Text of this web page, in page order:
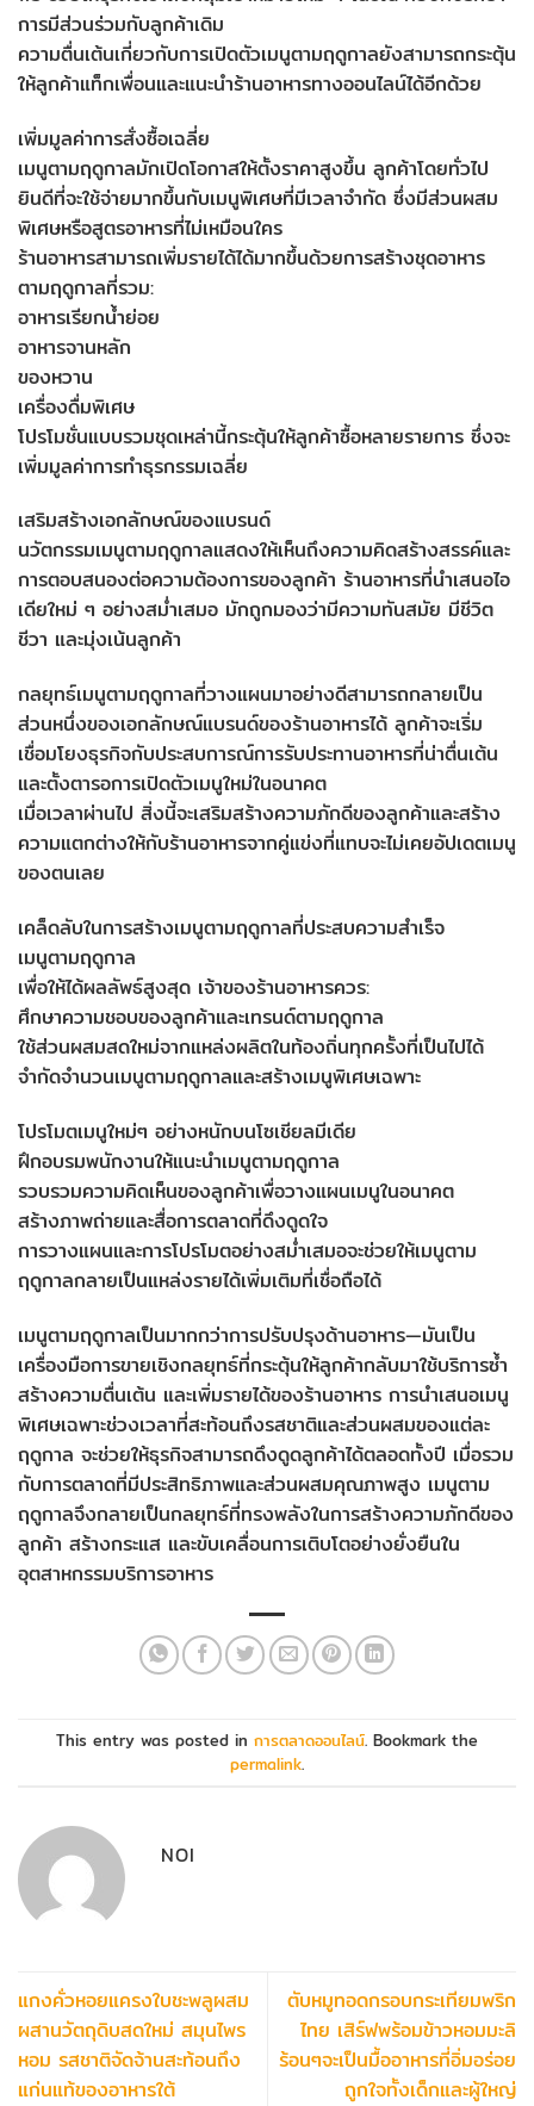
การมีส่วนร่วมกับลูกค้าเดิม
ความตื่นเต้นเกี่ยวกับการเปิดตัวเมนูตามฤดูกาลยังสามารถกระตุ้น
ให้ลูกค้าแท็กเพื่อนและแนะนำร้านอาหารทางออนไลน์ได้อีกด้วย
เพิ่มมูลค่าการสั่งซื้อเฉลี่ย
เมนูตามฤดูกาลมักเปิดโอกาสให้ตั้งราคาสูงขึ้น ลูกค้าโดยทั่วไป
ยินดีที่จะใช้จ่ายมากขึ้นกับเมนูพิเศษที่มีเวลาจำกัด ซึ่งมีส่วนผสม
พิเศษหรือสูตรอาหารที่ไม่เหมือนใคร
ร้านอาหารสามารถเพิ่มรายได้ได้มากขึ้นด้วยการสร้างชุดอาหาร
ตามฤดูกาลที่รวม:
อาหารเรียกน้ำย่อย
อาหารจานหลัก
ของหวาน
เครื่องดื่มพิเศษ
โปรโมชั่นแบบรวมชุดเหล่านี้กระตุ้นให้ลูกค้าซื้อหลายรายการ ซึ่งจะ
เพิ่มมูลค่าการทำธุรกรรมเฉลี่ย
เสริมสร้างเอกลักษณ์ของแบรนด์
นวัตกรรมเมนูตามฤดูกาลแสดงให้เห็นถึงความคิดสร้างสรรค์และ
การตอบสนองต่อความต้องการของลูกค้า ร้านอาหารที่นำเสนอไอ
เดียใหม่ ๆ อย่างสม่ำเสมอ มักถูกมองว่ามีความทันสมัย ​​มีชีวิต
ชีวา และมุ่งเน้นลูกค้า
กลยุทธ์เมนูตามฤดูกาลที่วางแผนมาอย่างดีสามารถกลายเป็น
ส่วนหนึ่งของเอกลักษณ์แบรนด์ของร้านอาหารได้ ลูกค้าจะเริ่ม
เชื่อมโยงธุรกิจกับประสบการณ์การรับประทานอาหารที่น่าตื่นเต้น
และตั้งตารอการเปิดตัวเมนูใหม่ในอนาคต
เมื่อเวลาผ่านไป สิ่งนี้จะเสริมสร้างความภักดีของลูกค้าและสร้าง
ความแตกต่างให้กับร้านอาหารจากคู่แข่งที่แทบจะไม่เคยอัปเดตเมนู
ของตนเลย
เคล็ดลับในการสร้างเมนูตามฤดูกาลที่ประสบความสำเร็จ
เมนูตามฤดูกาล
เพื่อให้ได้ผลลัพธ์สูงสุด เจ้าของร้านอาหารควร:
ศึกษาความชอบของลูกค้าและเทรนด์ตามฤดูกาล
ใช้ส่วนผสมสดใหม่จากแหล่งผลิตในท้องถิ่นทุกครั้งที่เป็นไปได้
จำกัดจำนวนเมนูตามฤดูกาลและสร้างเมนูพิเศษเฉพาะ
โปรโมตเมนูใหม่ๆ อย่างหนักบนโซเชียลมีเดีย
ฝึกอบรมพนักงานให้แนะนำเมนูตามฤดูกาล
รวบรวมความคิดเห็นของลูกค้าเพื่อวางแผนเมนูในอนาคต
สร้างภาพถ่ายและสื่อการตลาดที่ดึงดูดใจ
การวางแผนและการโปรโมตอย่างสม่ำเสมอจะช่วยให้เมนูตาม
ฤดูกาลกลายเป็นแหล่งรายได้เพิ่มเติมที่เชื่อถือได้
เมนูตามฤดูกาลเป็นมากกว่าการปรับปรุงด้านอาหาร—มันเป็น
เครื่องมือการขายเชิงกลยุทธ์ที่กระตุ้นให้ลูกค้ากลับมาใช้บริการซ้ำ
สร้างความตื่นเต้น และเพิ่มรายได้ของร้านอาหาร การนำเสนอเมนู
พิเศษเฉพาะช่วงเวลาที่สะท้อนถึงรสชาติและส่วนผสมของแต่ละ
ฤดูกาล จะช่วยให้ธุรกิจสามารถดึงดูดลูกค้าได้ตลอดทั้งปี เมื่อรวม
กับการตลาดที่มีประสิทธิภาพและส่วนผสมคุณภาพสูง เมนูตาม
ฤดูกาลจึงกลายเป็นกลยุทธ์ที่ทรงพลังในการสร้างความภักดีของ
ลูกค้า สร้างกระแส และขับเคลื่อนการเติบโตอย่างยั่งยืนใน
อุตสาหกรรมบริการอาหาร
This entry was posted in การตลาดออนไลน์. Bookmark the
permalink.
NOI
แกงคั่วหอยแครงใบชะพลูผสม
ผสานวัตถุดิบสดใหม่ สมุนไพร
หอม รสชาติจัดจ้านสะท้อนถึง
แก่นแท้ของอาหารใต้
ตับหมูทอดกรอบกระเทียมพริก
ไทย เสิร์ฟพร้อมข้าวหอมมะลิ
ร้อนๆจะเป็นมื้ออาหารที่อิ่มอร่อย
ถูกใจทั้งเด็กและผู้ใหญ่